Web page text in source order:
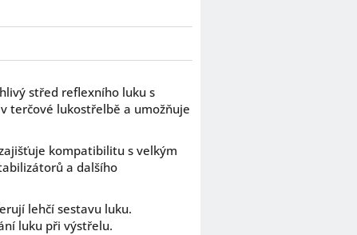
střed reflexního luku s
terčové lukostřelbě a umožňuje
kompatibilitu s velkým
a dalšího
lehčí sestavu luku.
luku při výstřelu.